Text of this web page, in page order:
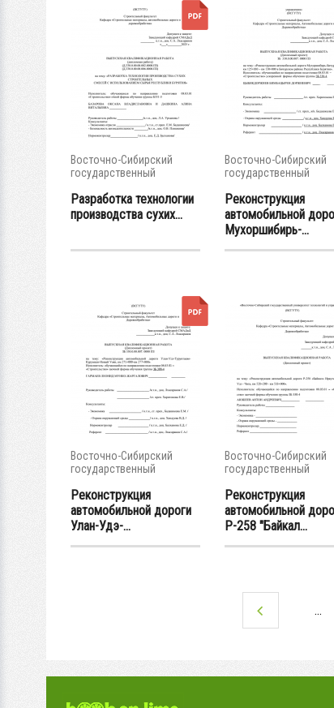
Восточно-Сибирский
государственный
Разработка технологии
производства сухих...
Восточно-Сибирский
государственный
Реконструкция
автомобильной
Мухоршибирь-...
Восточно-Сибирский
государственный
Реконструкция
автомобильной дороги
Улан-Удэ-...
Восточно-Сибирский
государственный
Реконструкция
автомобильной
Р-258 "Байкал...
…